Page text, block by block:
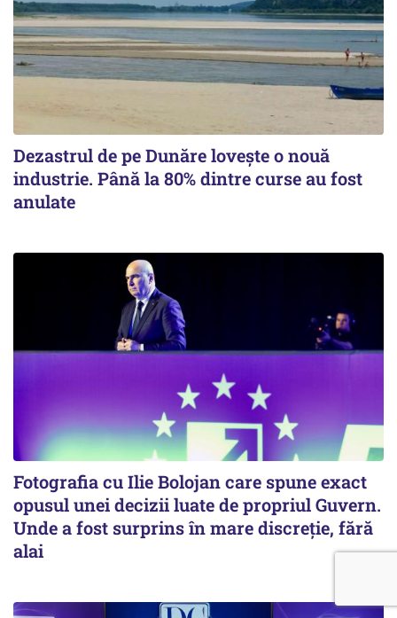
Dezastrul de pe Dunăre lovește o nouă
industrie. Până la 80% dintre curse au fost
anulate
Fotografia cu Ilie Bolojan care spune exact
opusul unei decizii luate de propriul Guvern.
Unde a fost surprins în mare discreție, fără
alai